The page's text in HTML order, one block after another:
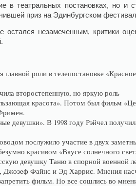
в театральных постановках, но и
приз на Эдинбургском
незамеченным, критики
роли в телепостановке
второстепенную, но яркую роль
красота». Потом был фильм
девушки». В 1998 году Рэйчел
послужило участие в двух
красивом «Вкусе солнечного
девушку Таню в спорной военной
Джозеф Файнс и Эд Харрис. Мнения
фильм. Но все сошлись во